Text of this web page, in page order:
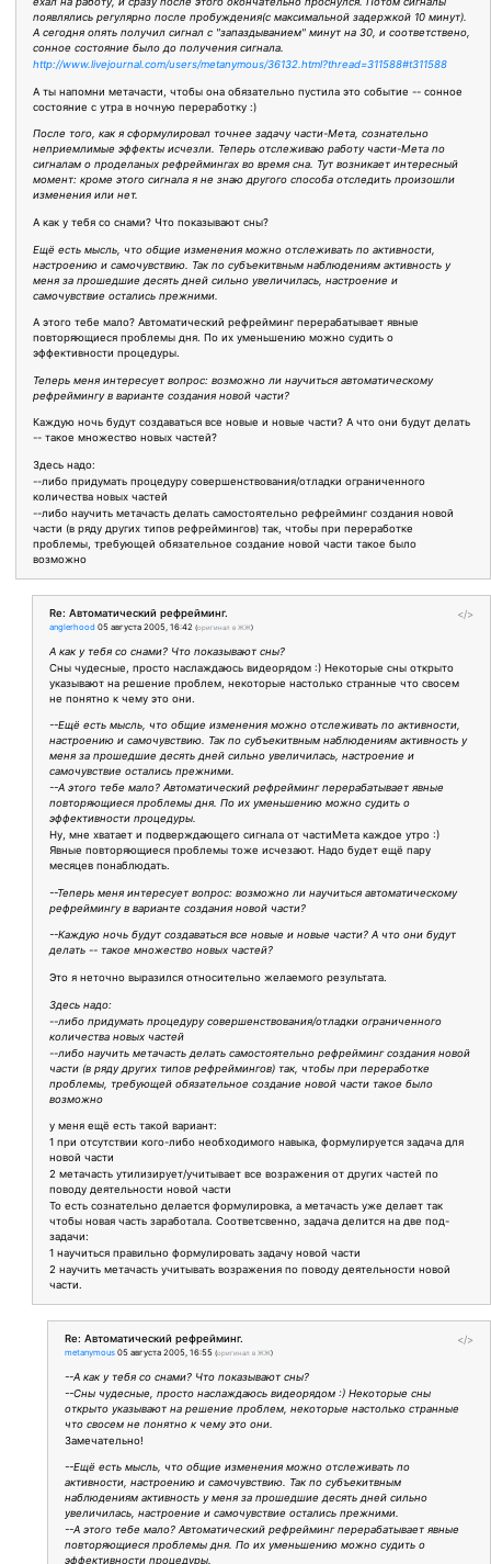
появлялись регулярно после пробуждения(с максимальной задержкой 10 минут).
А сегодня опять получил сигнал с "запаздыванием" минут на 30, и соответствено,
сонное состояние было до получения сигнала.
http://www.livejournal.com/users/metanymous/36132.html?thread=311588#t311588
А ты напомни метачасти, чтобы она обязательно пустила это событие -- сонное
состояние с утра в ночную переработку :)
После того, как я сформулировал точнее задачу части-Мета, сознательно
неприемлимые эффекты исчезли. Теперь отслеживаю работу части-Мета по
сигналам о проделаных рефреймингах во время сна. Тут возникает интересный
момент: кроме этого сигнала я не знаю другого способа отследить произошли
изменения или нет.
А как у тебя со снами? Что показывают сны?
Ещё есть мысль, что общие изменения можно отслеживать по активности,
настроению и самочувствию. Так по субъекитвным наблюдениям активность у
меня за прошедшие десять дней сильно увеличилась, настроение и
самочувствие остались прежними.
А этого тебе мало? Автоматический рефрейминг перерабатывает явные
повторяющиеся проблемы дня. По их уменьшению можно судить о
эффективности процедуры.
Теперь меня интересует вопрос: возможно ли научиться автоматическому
рефреймингу в варианте создания новой части?
Каждую ночь будут создаваться все новые и новые части? А что они будут делать
-- такое множество новых частей?
Здесь надо:
--либо придумать процедуру совершенствования/отладки ограниченного
количества новых частей
--либо научить метачасть делать самостоятельно рефрейминг создания новой
части (в ряду других типов рефреймингов) так, чтобы при переработке
проблемы, требующей обязательное создание новой части такое было
возможно
</>
Re: Автоматический рефрейминг.
anglerhood 05 августа 2005, 16:42 (оригинал в ЖЖ)
А как у тебя со снами? Что показывают сны?
Сны чудесные, просто наслаждаюсь видеорядом :) Некоторые сны открыто
указывают на решение проблем, некоторые настолько странные что свосем
не понятно к чему это они.
--Ещё есть мысль, что общие изменения можно отслеживать по активности,
настроению и самочувствию. Так по субъекитвным наблюдениям активность у
меня за прошедшие десять дней сильно увеличилась, настроение и
самочувствие остались прежними.
--А этого тебе мало? Автоматический рефрейминг перерабатывает явные
повторяющиеся проблемы дня. По их уменьшению можно судить о
эффективности процедуры.
Ну, мне хватает и подверждающего сигнала от частиМета каждое утро :)
Явные повторяющиеся проблемы тоже исчезают. Надо будет ещё пару
месяцев понаблюдать.
--Теперь меня интересует вопрос: возможно ли научиться автоматическому
рефреймингу в варианте создания новой части?
--Каждую ночь будут создаваться все новые и новые части? А что они будут
делать -- такое множество новых частей?
Это я неточно выразился относительно желаемого результата.
Здесь надо:
--либо придумать процедуру совершенствования/отладки ограниченного
количества новых частей
--либо научить метачасть делать самостоятельно рефрейминг создания новой
части (в ряду других типов рефреймингов) так, чтобы при переработке
проблемы, требующей обязательное создание новой части такое было
возможно
у меня ещё есть такой вариант:
1 при отсутствии кого-либо необходимого навыка, формулируется задача для
новой части
2 метачасть утилизирует/учитывает все возражения от других частей по
поводу деятельности новой части
То есть сознательно делается формулировка, а метачасть уже делает так
чтобы новая часть заработала. Соответсвенно, задача делится на две под-
задачи:
1 научиться правильно формулировать задачу новой части
2 научить метачасть учитывать возражения по поводу деятельности новой
части.
</>
Re: Автоматический рефрейминг.
metanymous 05 августа 2005, 16:55 (оригинал в ЖЖ)
--А как у тебя со снами? Что показывают сны?
--Сны чудесные, просто наслаждаюсь видеорядом :) Некоторые сны
открыто указывают на решение проблем, некоторые настолько странные
что свосем не понятно к чему это они.
Замечательно!
--Ещё есть мысль, что общие изменения можно отслеживать по
активности, настроению и самочувствию. Так по субъекитвным
наблюдениям активность у меня за прошедшие десять дней сильно
увеличилась, настроение и самочувствие остались прежними.
--А этого тебе мало? Автоматический рефрейминг перерабатывает явные
повторяющиеся проблемы дня. По их уменьшению можно судить о
эффективности процедуры.